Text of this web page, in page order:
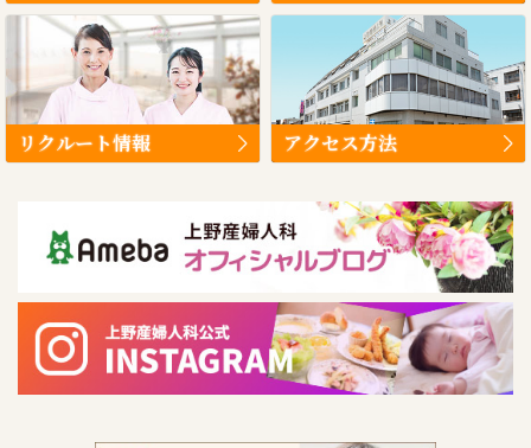
リクルート情報 アクセス方法